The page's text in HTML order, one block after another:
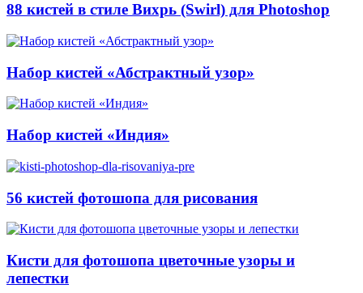
88 кистей в стиле Вихрь (Swirl) для Photoshop
Набор кистей «Абстрактный узор»
Набор кистей «Индия»
56 кистей фотошопа для рисования
Кисти для фотошопа цветочные узоры и
лепестки